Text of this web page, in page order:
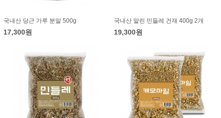
국내산 당근 가루 분말 500g
17,300원
국내산 말린 민들레 건재 400g 2개
19,300원